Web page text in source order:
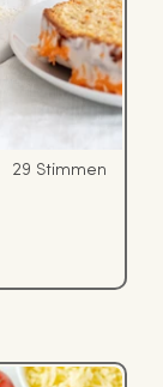
29 Stimmen